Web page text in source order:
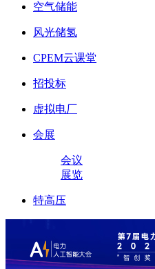
空气储能
风光储氢
CPEM云课堂
招投标
虚拟电厂
会展
会议
展览
特高压